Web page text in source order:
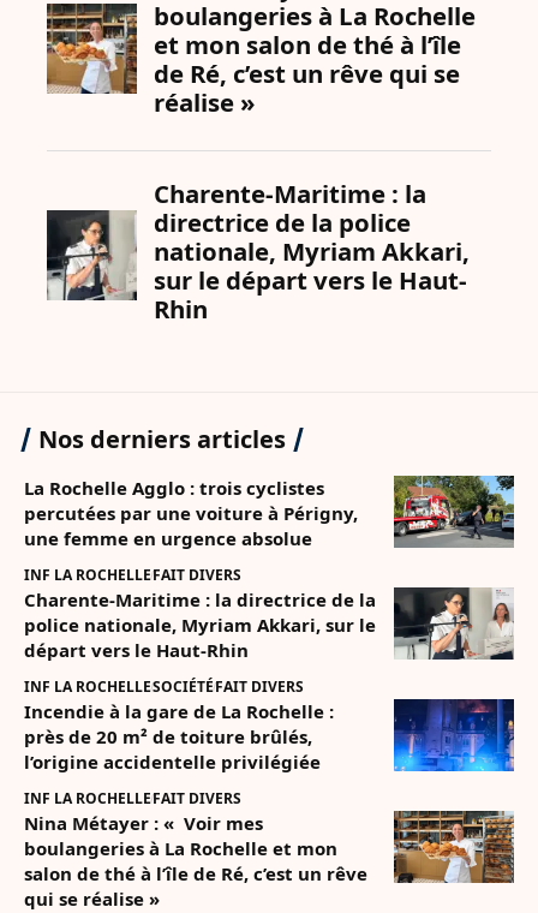
Nos derniers articles
La Rochelle Agglo : trois cyclistes
percutées par une voiture à Périgny,
une femme en urgence absolue
INF LA ROCHELLEFAIT DIVERS
Charente-Maritime : la directrice de la
police nationale, Myriam Akkari, sur le
départ vers le Haut-Rhin
INF LA ROCHELLESOCIÉTÉFAIT DIVERS
Incendie à la gare de La Rochelle :
près de 20 m² de toiture brûlés,
l’origine accidentelle privilégiée
INF LA ROCHELLEFAIT DIVERS
Nina Métayer : « Voir mes
boulangeries à La Rochelle et mon
salon de thé à l’île de Ré, c’est un rêve
qui se réalise »